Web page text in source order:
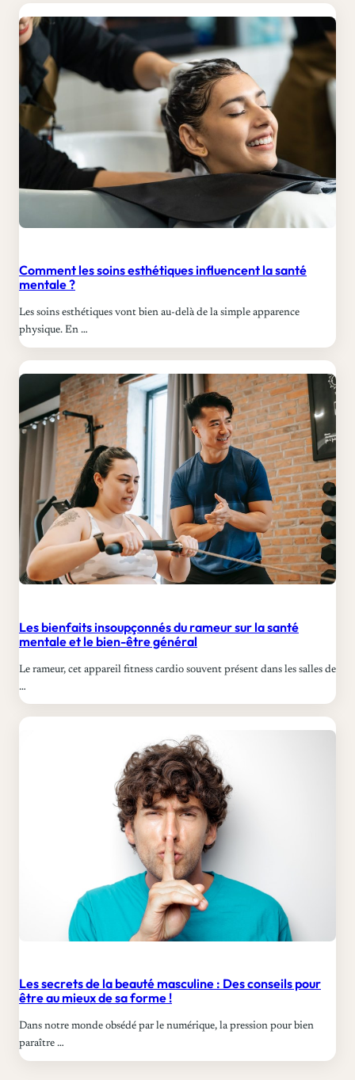
Comment les soins esthétiques influencent la santé
mentale ?
Les soins esthétiques vont bien au-delà de la simple apparence
physique. En …
Les bienfaits insoupçonnés du rameur sur la santé
mentale et le bien-être général
Le rameur, cet appareil fitness cardio souvent présent dans les salles de
…
Les secrets de la beauté masculine : Des conseils pour
être au mieux de sa forme !
Dans notre monde obsédé par le numérique, la pression pour bien
paraître …